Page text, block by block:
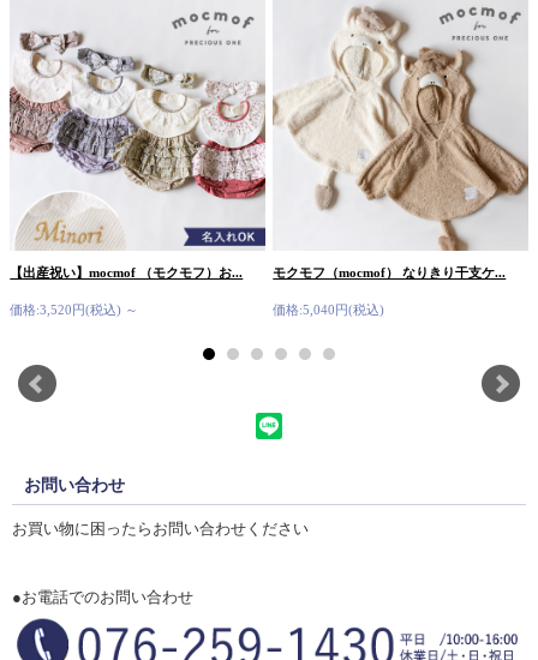
【出産祝い】mocmof （モクモフ）お...
価格:3,520円(税込) ～
モクモフ（mocmof） なりきり干支ケ...
価格:5,040円(税込)
お問い合わせ
お買い物に困ったらお問い合わせください
●お電話でのお問い合わせ